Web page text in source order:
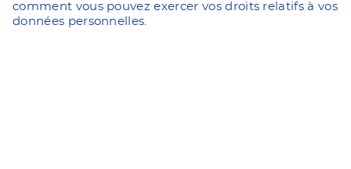
comment vous pouvez exercer vos droits relatifs à vos
données personnelles.